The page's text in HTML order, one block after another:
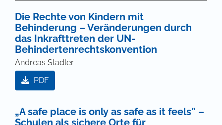
Die Rechte von Kindern mit
Behinderung – Veränderungen durch
das Inkrafttreten der UN-
Behindertenrechtskonvention
Andreas Stadler
PDF
„A safe place is only as safe as it feels” –